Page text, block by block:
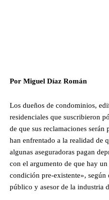
Por Miguel Díaz Román
Los dueños de condominios,
residenciales que suscribieron
de que sus reclamaciones serán
han enfrentado a la realidad de
algunas aseguradoras pagan
con el argumento de que hay
condición pre-existente»,
público y asesor de la industria